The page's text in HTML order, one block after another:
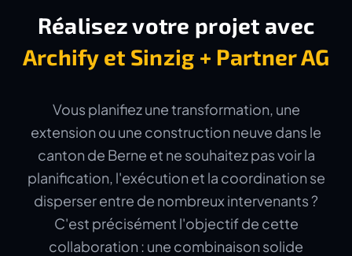
Réalisez votre projet avec
Archify et Sinzig + Partner AG
Vous planifiez une transformation, une
extension ou une construction neuve dans le
canton de Berne et ne souhaitez pas voir la
planification, l'exécution et la coordination se
disperser entre de nombreux intervenants ?
C'est précisément l'objectif de cette
collaboration : une combinaison solide